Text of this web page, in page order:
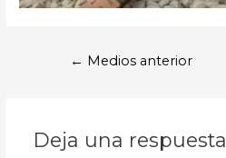
← Medios anterior
Deja una respuesta